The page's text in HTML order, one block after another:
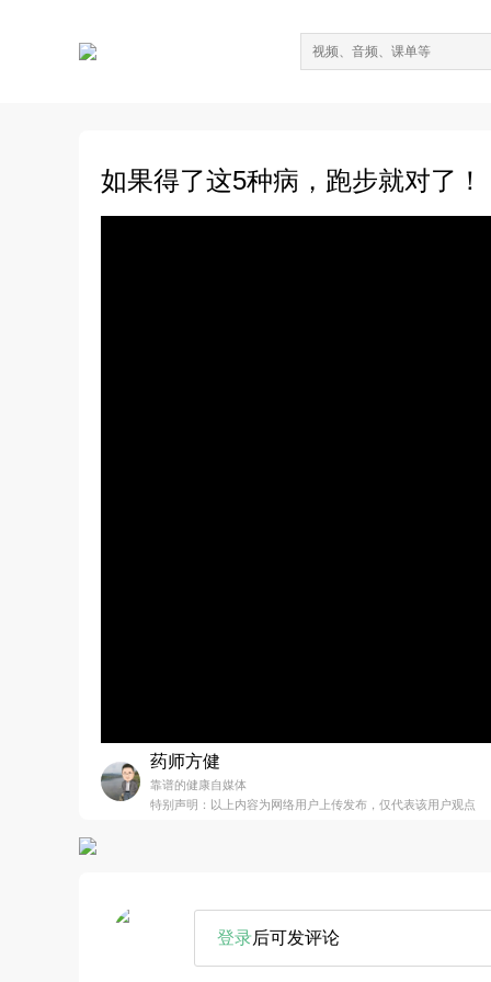
如果得了这5种病，跑步就对了！
药师方健
靠谱的健康自媒体
特别声明：以上内容为网络用户上传发布，仅代表该用户观点
登录后可发评论